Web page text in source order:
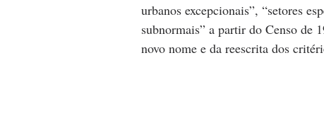
urbanos excepcionais”, “setores
subnormais” a partir do Censo de
novo nome e da reescrita dos